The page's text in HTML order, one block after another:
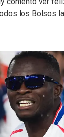
los Bolsos la